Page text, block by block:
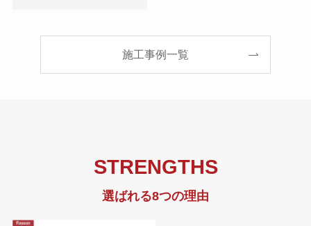
施工事例一覧
STRENGTHS
選ばれる8つの理由